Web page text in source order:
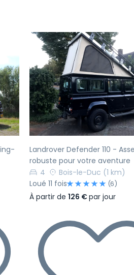
Suivant Précédent
Landrover Defender 110 -
robuste pour votre aventure
4
Bois-le-Duc (1 km)
Loué 11 fois
(6)
À partir de 126 €par jour